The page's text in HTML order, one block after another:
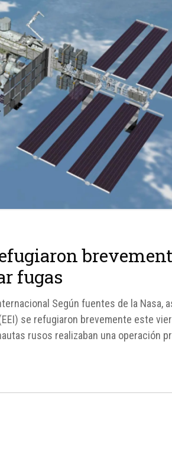
fugas
Según fuentes de la Nasa,
se refugiaron brevemente este
rusos realizaban una operación